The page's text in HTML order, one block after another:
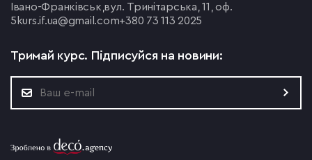
Івано-Франківськ, вул. Тринітарська, 11, оф.
5 kurs.if.ua@gmail.com+380 73 113 2025
Тримай курс. Підписуйся на новини: